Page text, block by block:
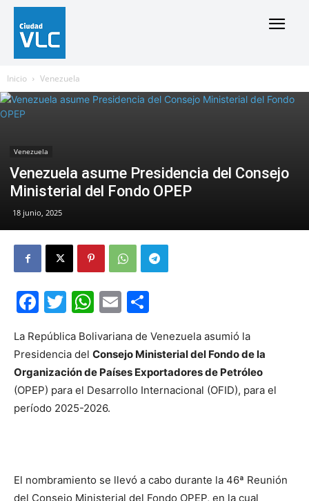
Inicio Venezuela
Venezuela
Venezuela asume Presidencia del Consejo
Ministerial del Fondo OPEP
18 junio, 2025
Facebook
Twitter
WhatsApp
Email
La República Bolivariana de Venezuela asumió la
Presidencia del Consejo Ministerial del Fondo de la
Organización de Países Exportadores de Petróleo
(OPEP) para el Desarrollo Internacional (OFID), para el
período 2025-2026.
El nombramiento se llevó a cabo durante la 46ª Reunión
del Consejo Ministerial del Fondo OPEP, en la cual